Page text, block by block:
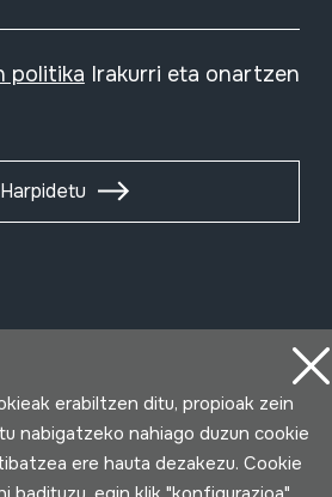
politika Irakurri eta onartzen
Harpidetu
erabiltzen ditu, propioak zein
nabigatzeko nahiago duzun cookie
ere hauta dezakezu. Cookie